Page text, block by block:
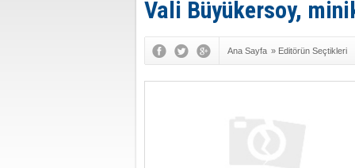
Vali Büyükersoy,
Ana Sayfa » Editörün Seçtikleri